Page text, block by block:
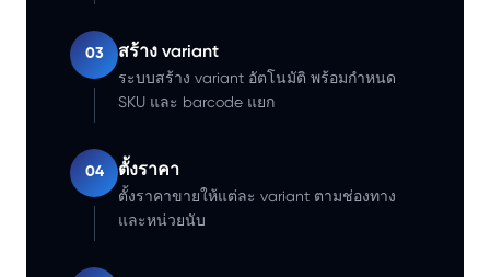
03 สร้าง variant
ระบบสร้าง variant อัตโนมัติ พร้อมกำหนด
SKU และ barcode แยก
04 ตั้งราคา
ตั้งราคาขายให้แต่ละ variant ตามช่องทาง
และหน่วยนับ